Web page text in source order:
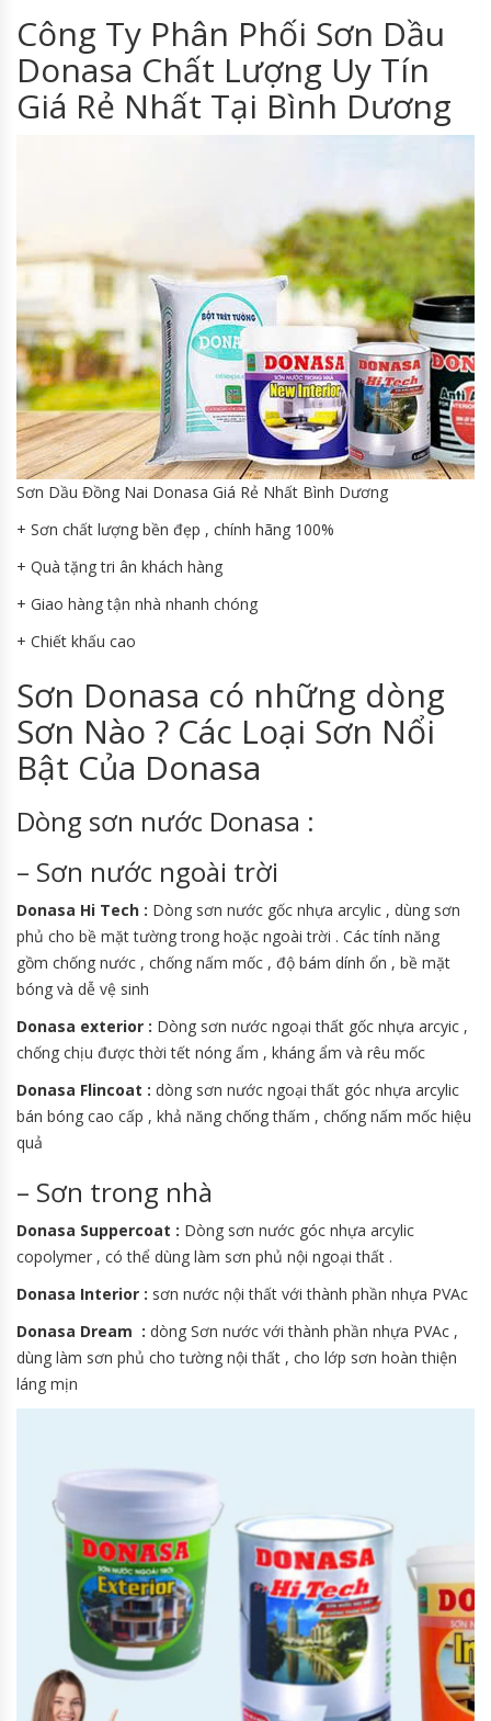
Công Ty Phân Phối Sơn Dầu
Donasa Chất Lượng Uy Tín
Giá Rẻ Nhất Tại Bình Dương
Sơn Dầu Đồng Nai Donasa Giá Rẻ Nhất Bình Dương
+ Sơn chất lượng bền đẹp , chính hãng 100%
+ Quà tặng tri ân khách hàng
+ Giao hàng tận nhà nhanh chóng
+ Chiết khấu cao
Sơn Donasa có những dòng
Sơn Nào ? Các Loại Sơn Nổi
Bật Của Donasa
Dòng sơn nước Donasa :
– Sơn nước ngoài trời
Donasa Hi Tech : Dòng sơn nước gốc nhựa arcylic , dùng sơn
phủ cho bề mặt tường trong hoặc ngoài trời . Các tính năng
gồm chống nước , chống nấm mốc , độ bám dính ổn , bề mặt
bóng và dễ vệ sinh
Donasa exterior : Dòng sơn nước ngoại thất gốc nhựa arcyic ,
chống chịu được thời tết nóng ẩm , kháng ẩm và rêu mốc
Donasa Flincoat : dòng sơn nước ngoại thất góc nhựa arcylic
bán bóng cao cấp , khả năng chống thấm , chống nấm mốc hiệu
quả
– Sơn trong nhà
Donasa Suppercoat : Dòng sơn nước góc nhựa arcylic
copolymer , có thể dùng làm sơn phủ nội ngoại thất .
Donasa Interior : sơn nước nội thất với thành phần nhựa PVAc
Donasa Dream : dòng Sơn nước với thành phần nhựa PVAc ,
dùng làm sơn phủ cho tường nội thất , cho lớp sơn hoàn thiện
láng mịn